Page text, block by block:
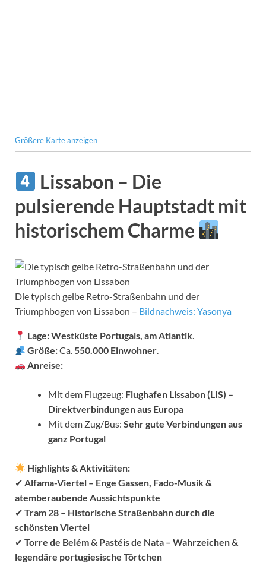
Größere Karte anzeigen
Lissabon – Die
pulsierende Hauptstadt mit
historischem Charme
Die typisch gelbe Retro-Straßenbahn und der
Triumphbogen von Lissabon – Bildnachweis: Yasonya
Lage:Westküste Portugals, am Atlantik.
Größe:Ca.550.000 Einwohner.
Anreise:
Mit dem Flugzeug: Flughafen Lissabon (LIS) –
Direktverbindungen aus Europa
Mit dem Zug/Bus: Sehr gute Verbindungen aus
ganz Portugal
Highlights & Aktivitäten:
✔ Alfama-Viertel – Enge Gassen, Fado-Musik &
atemberaubende Aussichtspunkte
✔ Tram 28 – Historische Straßenbahn durch die
schönsten Viertel
✔ Torre de Belém & Pastéis de Nata – Wahrzeichen &
legendäre portugiesische Törtchen